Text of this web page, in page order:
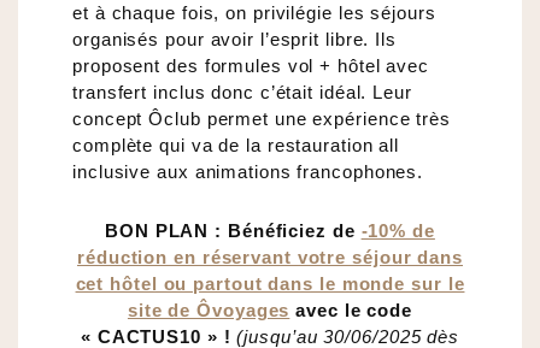
et à chaque fois, on privilégie les séjours
organisés pour avoir l’esprit libre. Ils
proposent des formules vol + hôtel avec
transfert inclus donc c’était idéal. Leur
concept Ôclub permet une expérience très
complète qui va de la restauration all
inclusive aux animations francophones.
BON PLAN : Bénéficiez de -10% de
réduction en réservant votre séjour dans
cet hôtel ou partout dans le monde sur le
site de Ôvoyages avec le code
« CACTUS10 » ! (jusqu’au 30/06/2025 dès